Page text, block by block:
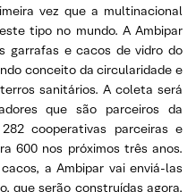
vez que a multinacional
tipo no mundo. A Ambipar
garrafas e cacos de vidro do
conceito da circularidade e
sanitários. A coleta será
que são parceiros da
cooperativas parceiras e
600 nos próximos três anos.
a Ambipar vai enviá-las
que serão construídas agora,